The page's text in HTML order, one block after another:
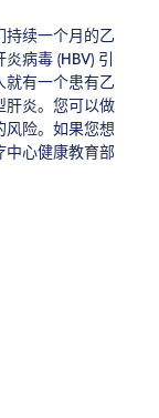
持续一个月的乙
病毒 (HBV) 引
就有一个患有乙
肝炎。您可以做
风险。如果您想
中心健康教育部